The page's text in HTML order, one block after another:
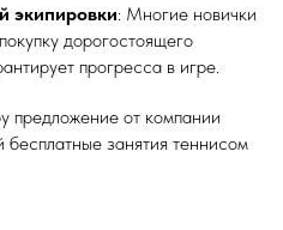
экипировки: Многие новички
дорогостоящего
прогресса в игре.
предложение от компании
занятия теннисом